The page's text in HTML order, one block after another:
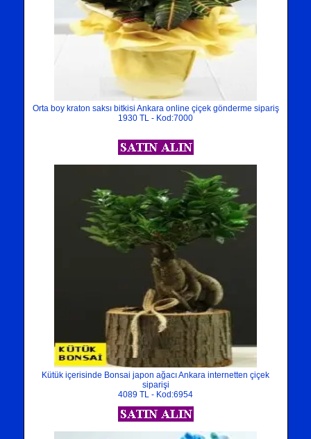
Orta boy kraton saksı bitkisi Ankara online çiçek gönderme sipariş
1930 TL - Kod:7000
Kütük içerisinde Bonsai japon ağacı Ankara internetten çiçek
siparişi
4089 TL - Kod:6954